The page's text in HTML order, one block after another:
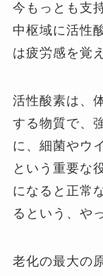
今もっとも支
中枢域に活性
は疲労感を覚
活性酸素は、
する物質で、
に、細菌やウ
という重要な
になると正常
るという、や
老化の最大の